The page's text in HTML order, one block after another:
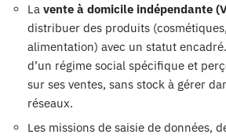
La vente à domicile indépendante
distribuer des produits
alimentation) avec un statut
d’un régime social spécifique et
sur ses ventes, sans stock à gérer
réseaux.
Les missions de saisie de données,